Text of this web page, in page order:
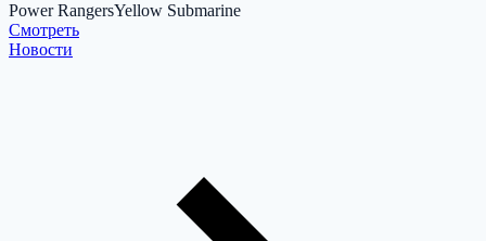
Power RangersYellow Submarine
Cмотреть
Новости